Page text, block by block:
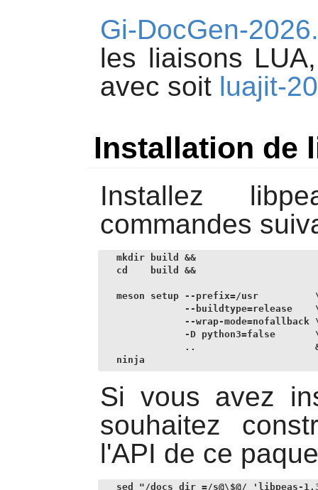
Gi-DocGen-
les liaisons
avec soit luajit-
Installation de
Installez
commandes
mkdir build &&
cd    build &&
meson setup --prefix=/usr
--buildtype=release
--wrap-mode=nofallback
-D python3=false
..
ninja
Si vous avez
souhaitez
l'API de ce
sed "/docs_dir =/s@\$@/ 'libpeas-